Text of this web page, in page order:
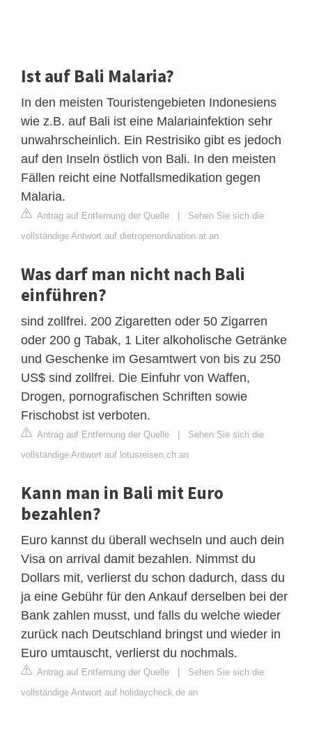
Ist auf Bali Malaria?
In den meisten Touristengebieten Indonesiens
wie z.B. auf Bali ist eine Malariainfektion sehr
unwahrscheinlich. Ein Restrisiko gibt es jedoch
auf den Inseln östlich von Bali. In den meisten
Fällen reicht eine Notfallsmedikation gegen
Malaria.
Antrag auf Entfernung der Quelle | Sehen Sie sich die
vollständige Antwort auf dietropenordination.at an
Was darf man nicht nach Bali
einführen?
sind zollfrei. 200 Zigaretten oder 50 Zigarren
oder 200 g Tabak, 1 Liter alkoholische Getränke
und Geschenke im Gesamtwert von bis zu 250
US$ sind zollfrei. Die Einfuhr von Waffen,
Drogen, pornografischen Schriften sowie
Frischobst ist verboten.
Antrag auf Entfernung der Quelle | Sehen Sie sich die
vollständige Antwort auf lotusreisen.ch an
Kann man in Bali mit Euro
bezahlen?
Euro kannst du überall wechseln und auch dein
Visa on arrival damit bezahlen. Nimmst du
Dollars mit, verlierst du schon dadurch, dass du
ja eine Gebühr für den Ankauf derselben bei der
Bank zahlen musst, und falls du welche wieder
zurück nach Deutschland bringst und wieder in
Euro umtauscht, verlierst du nochmals.
Antrag auf Entfernung der Quelle | Sehen Sie sich die
vollständige Antwort auf holidaycheck.de an